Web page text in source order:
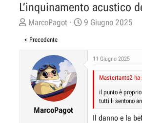
L’inquinamento acustico
C
o
MarcoPagot
D
d
9 Giugno 2025
Precedente
MarcoPagot
11 Giugno 2025
Mastertanto2
il punto è
tutti li sentono
Il danno e la